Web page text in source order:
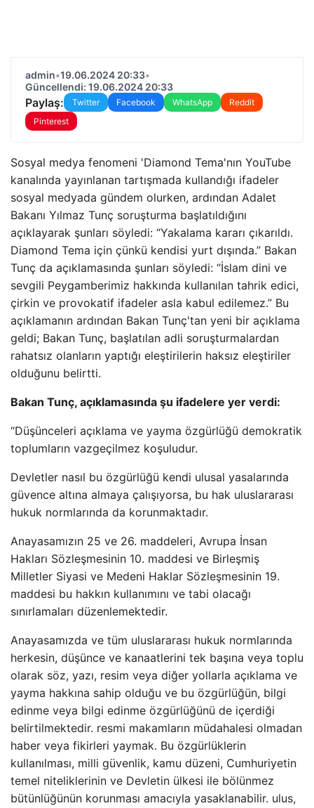
admin•19.06.2024 20:33•
Güncellendi: 19.06.2024 20:33
Paylaş: Twitter Facebook WhatsApp
Reddit
Pinterest
Sosyal medya fenomeni 'Diamond Tema'nın YouTube
kanalında yayınlanan tartışmada kullandığı ifadeler
sosyal medyada gündem olurken, ardından Adalet
Bakanı Yılmaz Tunç soruşturma başlatıldığını
açıklayarak şunları söyledi: “Yakalama kararı çıkarıldı.
Diamond Tema için çünkü kendisi yurt dışında.” Bakan
Tunç da açıklamasında şunları söyledi: “İslam dini ve
sevgili Peygamberimiz hakkında kullanılan tahrik edici,
çirkin ve provokatif ifadeler asla kabul edilemez.” Bu
açıklamanın ardından Bakan Tunç'tan yeni bir açıklama
geldi; Bakan Tunç, başlatılan adli soruşturmalardan
rahatsız olanların yaptığı eleştirilerin haksız eleştiriler
olduğunu belirtti.
Bakan Tunç, açıklamasında şu ifadelere yer verdi:
“Düşünceleri açıklama ve yayma özgürlüğü demokratik
toplumların vazgeçilmez koşuludur.
Devletler nasıl bu özgürlüğü kendi ulusal yasalarında
güvence altına almaya çalışıyorsa, bu hak uluslararası
hukuk normlarında da korunmaktadır.
Anayasamızın 25 ve 26. maddeleri, Avrupa İnsan
Hakları Sözleşmesinin 10. maddesi ve Birleşmiş
Milletler Siyasi ve Medeni Haklar Sözleşmesinin 19.
maddesi bu hakkın kullanımını ve tabi olacağı
sınırlamaları düzenlemektedir.
Anayasamızda ve tüm uluslararası hukuk normlarında
herkesin, düşünce ve kanaatlerini tek başına veya toplu
olarak söz, yazı, resim veya diğer yollarla açıklama ve
yayma hakkına sahip olduğu ve bu özgürlüğün, bilgi
edinme veya bilgi edinme özgürlüğünü de içerdiği
belirtilmektedir. resmi makamların müdahalesi olmadan
haber veya fikirleri yaymak. Bu özgürlüklerin
kullanılması, milli güvenlik, kamu düzeni, Cumhuriyetin
temel niteliklerinin ve Devletin ülkesi ile bölünmez
bütünlüğünün korunması amacıyla yasaklanabilir. ulus,